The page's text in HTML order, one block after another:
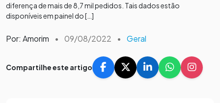
diferença de mais de 8,7 mil pedidos. Tais dados estão
disponíveis em painel do […]
Por: Amorim • 09/08/2022 • Geral
Compartilhe este artigo